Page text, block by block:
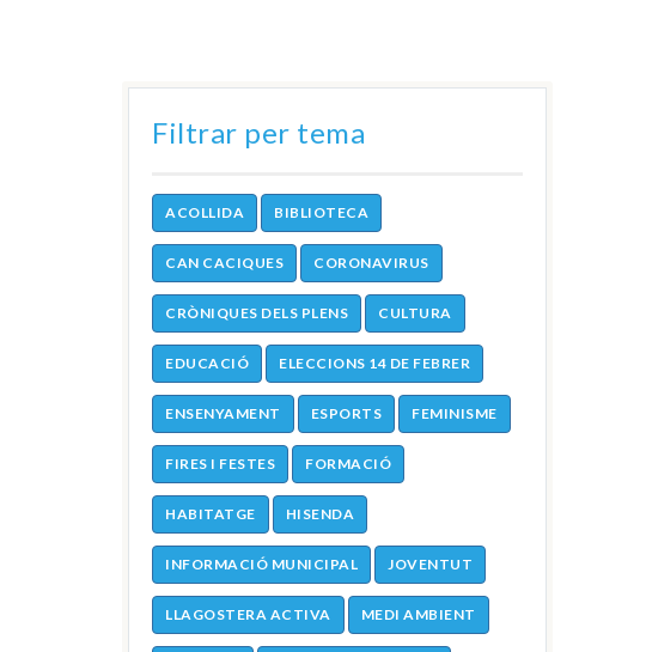
Filtrar per tema
ACOLLIDA BIBLIOTECA
CAN CACIQUES CORONAVIRUS
CRÒNIQUES DELS PLENS CULTURA
EDUCACIÓ ELECCIONS 14 DE FEBRER
ENSENYAMENT ESPORTS FEMINISME
FIRES I FESTES FORMACIÓ
HABITATGE HISENDA
INFORMACIÓ MUNICIPAL JOVENTUT
LLAGOSTERA ACTIVA MEDI AMBIENT